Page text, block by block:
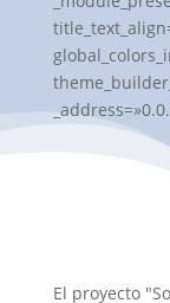
El proyecto